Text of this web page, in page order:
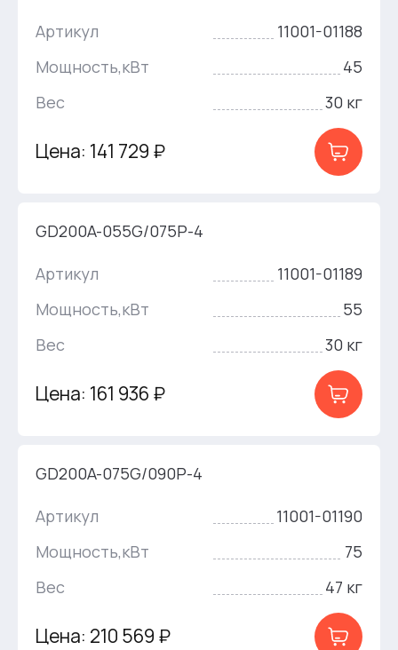
Артикул
11001-01188
Мощность,кВт
45
Вес
30 кг
Цена: 141 729 ₽
GD200A-055G/075P-4
Артикул
11001-01189
Мощность,кВт
55
Вес
30 кг
Цена: 161 936 ₽
GD200A-075G/090P-4
Артикул
11001-01190
Мощность,кВт
75
Вес
47 кг
Цена: 210 569 ₽